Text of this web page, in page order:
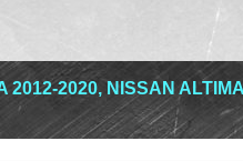
2020, NISSAN ALTIMA